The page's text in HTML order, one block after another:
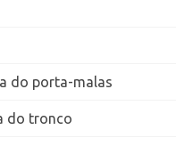
do porta-malas
do tronco